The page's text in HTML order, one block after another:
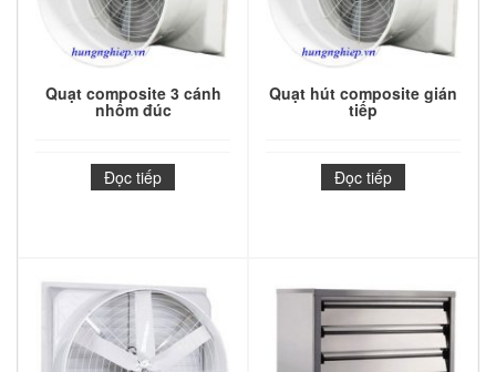
Quạt composite 3 cánh
nhôm đúc
Đọc tiếp
Quạt hút composite gián
tiếp
Đọc tiếp